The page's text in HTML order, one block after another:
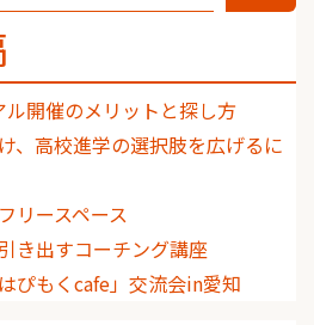
開催のメリットと探し方
、高校進学の選択肢を広げるに
リースペース
き出すコーチング講座
ぴもくcafe」交流会in愛知